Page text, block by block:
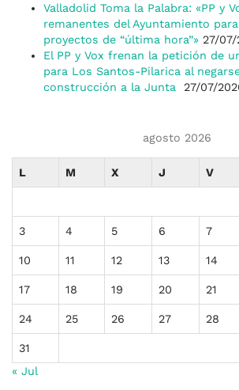
Valladolid Toma la Palabra: «PP y
remanentes del Ayuntamiento
proyectos de “última hora”» 27/07/
El PP y Vox frenan la petición de
para Los Santos-Pilarica al
construcción a la Junta
27/07/
agosto 2026
L M X J V
3 4 5 6 7
10 11 12 13 14
17 18 19 20 21
24 25 26 27 28
31
« Jul